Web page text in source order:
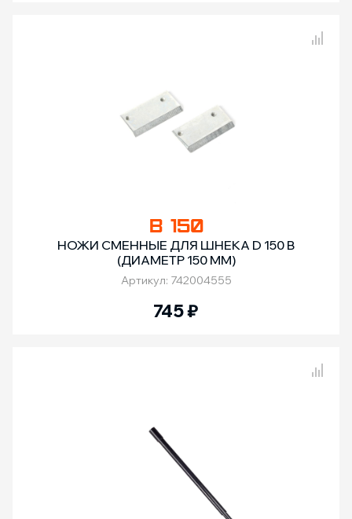
B 150
НОЖИ СМЕННЫЕ ДЛЯ ШНЕКА D 150 B
(ДИАМЕТР 150 ММ)
Артикул: 742004555
745₽